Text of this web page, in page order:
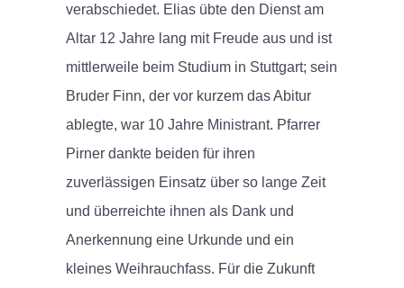
verabschiedet. Elias übte den Dienst am
Altar 12 Jahre lang mit Freude aus und ist
mittlerweile beim Studium in Stuttgart; sein
Bruder Finn, der vor kurzem das Abitur
ablegte, war 10 Jahre Ministrant. Pfarrer
Pirner dankte beiden für ihren
zuverlässigen Einsatz über so lange Zeit
und überreichte ihnen als Dank und
Anerkennung eine Urkunde und ein
kleines Weihrauchfass. Für die Zukunft